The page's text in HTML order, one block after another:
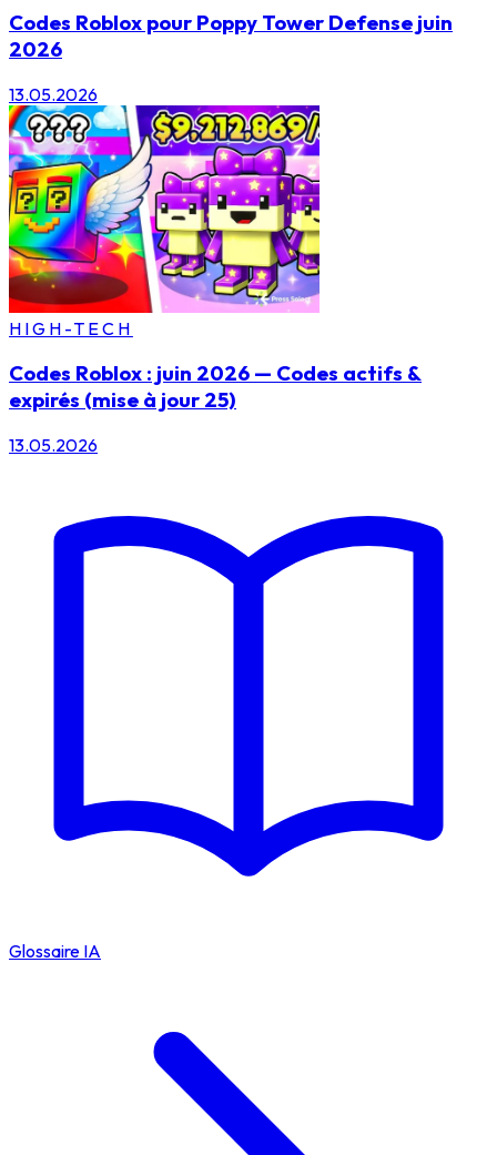
Codes Roblox pour Poppy Tower Defense juin
2026
13.05.2026
HIGH-TECH
Codes Roblox : juin 2026 — Codes actifs &
expirés (mise à jour 25)
13.05.2026
Glossaire IA